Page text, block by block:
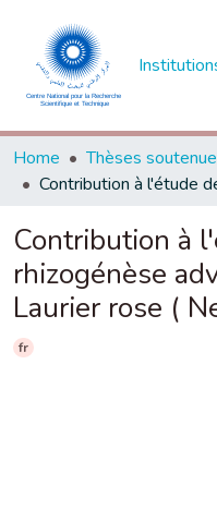
Home
Contribution à
rhizogénèse
Laurier rose (
fr